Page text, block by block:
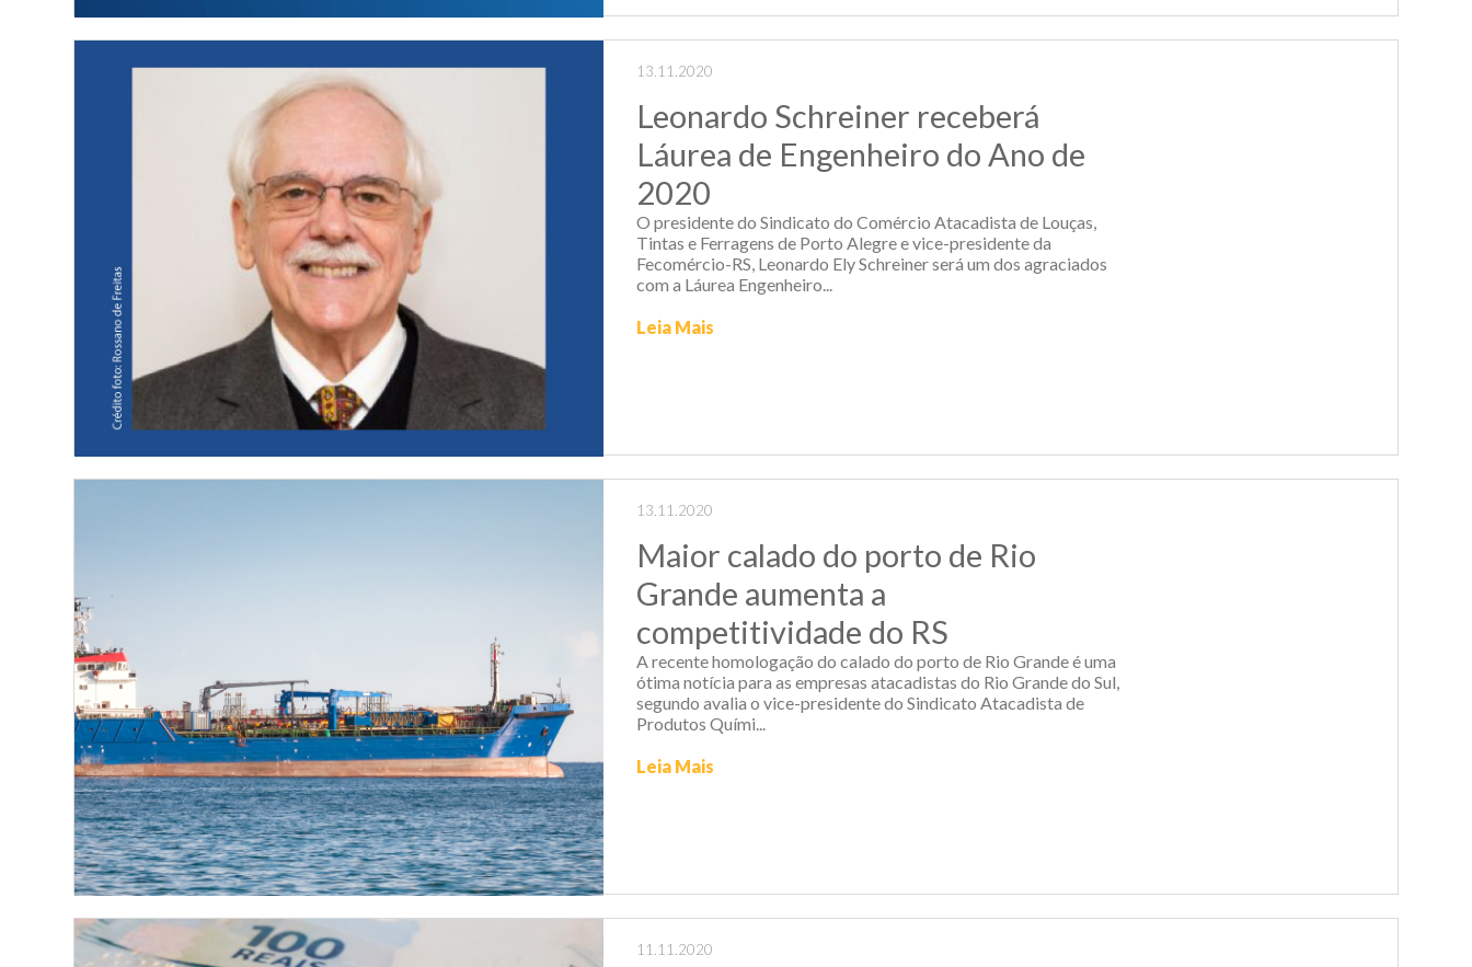
13.11.2020
Leonardo Schreiner receberá
Láurea de Engenheiro do Ano de
2020
O presidente do Sindicato do Comércio Atacadista de Louças,
Tintas e Ferragens de Porto Alegre e vice-presidente da
Fecomércio-RS, Leonardo Ely Schreiner será um dos agraciados
com a Láurea Engenheiro...
Leia Mais
13.11.2020
Maior calado do porto de Rio
Grande aumenta a
competitividade do RS
A recente homologação do calado do porto de Rio Grande é uma
ótima notícia para as empresas atacadistas do Rio Grande do Sul,
segundo avalia o vice-presidente do Sindicato Atacadista de
Produtos Quími...
Leia Mais
11.11.2020